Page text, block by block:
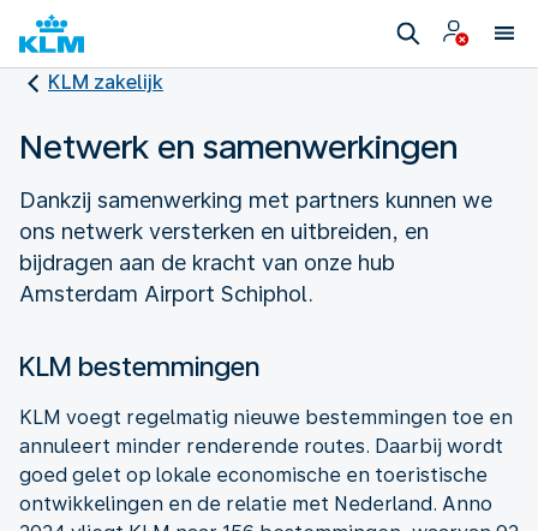
KLM zakelijk
Netwerk en samenwerkingen
Dankzij samenwerking met partners kunnen we
ons netwerk versterken en uitbreiden, en
bijdragen aan de kracht van onze hub
Amsterdam Airport Schiphol.
KLM bestemmingen
KLM voegt regelmatig nieuwe bestemmingen toe en
annuleert minder renderende routes. Daarbij wordt
goed gelet op lokale economische en toeristische
ontwikkelingen en de relatie met Nederland. Anno